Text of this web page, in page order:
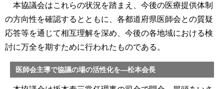
本協議会はこれらの状況を踏まえ、今後の医療提供体制
の方向性を確認するとともに、各都道府県医師会との質疑
応答等を通じて相互理解を深め、今後の各地域における検
討に万全を期すために行われたものである。
医師会主導で協議の場の活性化を―松本会長